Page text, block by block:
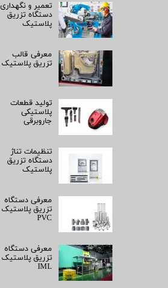
تعمیر و نگهداری
دستگاه تزریق
پلاستیک
معرفی قالب
تزریق پلاستیک
تولید قطعات
پلاستیکی
جاروبرقی
تنظیمات تناژ
دستگاه تزریق
پلاستیک
معرفی دستگاه
تزریق پلاستیک
PVC
معرفی دستگاه
تزریق پلاستیک
IML